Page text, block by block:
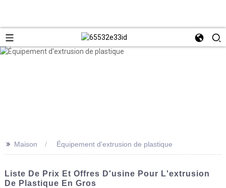
>> Maison Équipement d'extrusion de plastique
Liste De Prix Et Offres D'usine Pour L'extrusion
De Plastique En Gros